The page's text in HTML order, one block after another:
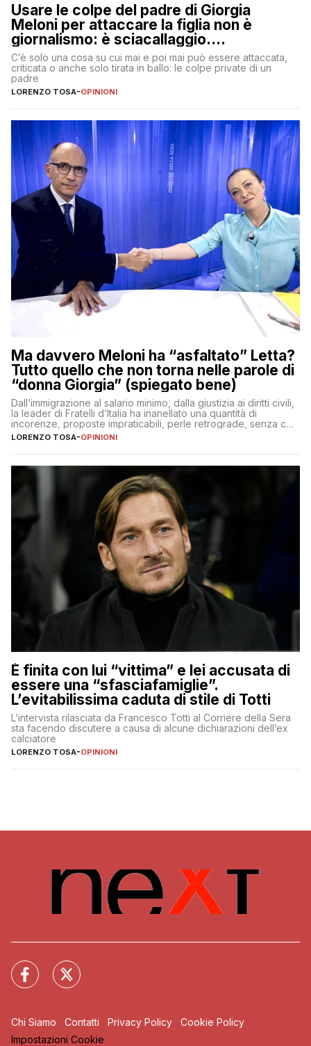
Usare le colpe del padre di Giorgia
Meloni per attaccare la figlia non è
giornalismo: è sciacallaggio.
Dimostriamo di essere diversi
C’è solo una cosa su cui mai e poi mai può essere attaccata,
criticata o anche solo tirata in ballo: le colpe private di un
padre
LORENZO TOSA-OPINIONI
Ma davvero Meloni ha “asfaltato” Letta?
Tutto quello che non torna nelle parole di
“donna Giorgia” (spiegato bene)
Dall’immigrazione al salario minimo, dalla giustizia ai diritti civili,
la leader di Fratelli d’Italia ha inanellato una quantità di
incorenze, proposte impraticabili, perle retrograde, senza che
nessuno – a destra come a sinistra – glielo abbia fatto notare
LORENZO TOSA-OPINIONI
È finita con lui “vittima” e lei accusata di
essere una “sfasciafamiglie”.
L’evitabilissima caduta di stile di Totti
L’intervista rilasciata da Francesco Totti al Corriere della Sera
sta facendo discutere a causa di alcune dichiarazioni dell’ex
calciatore
LORENZO TOSA-OPINIONI
Chi Siamo Contatti Privacy Policy
Cookie Policy
Impostazioni Cookie